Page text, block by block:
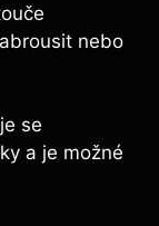
nebo
se
a je možné